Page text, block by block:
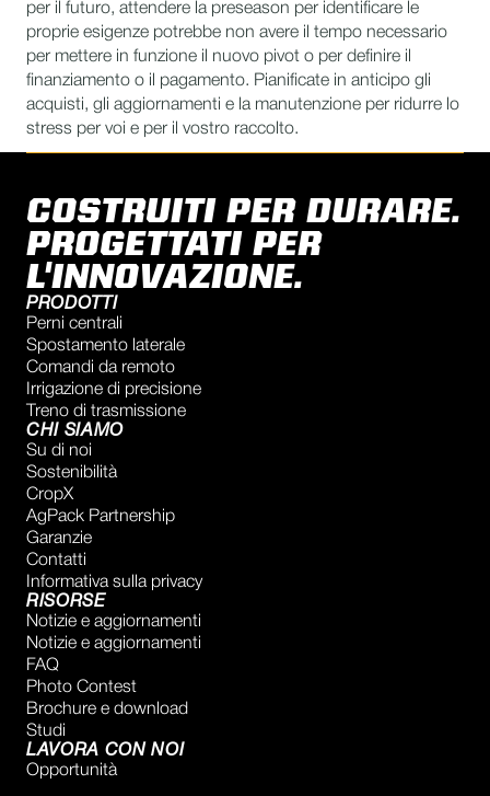
per il futuro, attendere la preseason per identificare le
proprie esigenze potrebbe non avere il tempo necessario
per mettere in funzione il nuovo pivot o per definire il
finanziamento o il pagamento. Pianificate in anticipo gli
acquisti, gli aggiornamenti e la manutenzione per ridurre lo
stress per voi e per il vostro raccolto.
COSTRUITI PER DURARE.
PROGETTATI PER
L'INNOVAZIONE.
PRODOTTI
Perni centrali
Spostamento laterale
Comandi da remoto
Irrigazione di precisione
Treno di trasmissione
CHI SIAMO
Su di noi
Sostenibilità
CropX
AgPack Partnership
Garanzie
Contatti
Informativa sulla privacy
RISORSE
Notizie e aggiornamenti
Notizie e aggiornamenti
FAQ
Photo Contest
Brochure e download
Studi
LAVORA CON NOI
Opportunità